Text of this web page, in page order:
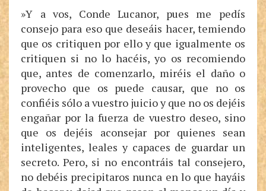
»Y a vos, Conde Lucanor, pues me pedís
consejo para eso que deseáis hacer, temiendo
que os critiquen por ello y que igualmente os
critiquen si no lo hacéis, yo os recomiendo
que, antes de comenzarlo, miréis el daño o
provecho que os puede causar, que no os
confiéis sólo a vuestro juicio y que no os dejéis
engañar por la fuerza de vuestro deseo, sino
que os dejéis aconsejar por quienes sean
inteligentes, leales y capaces de guardar un
secreto. Pero, si no encontráis tal consejero,
no debéis precipitaros nunca en lo que hayáis